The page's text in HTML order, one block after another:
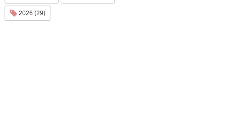
2026 (29)